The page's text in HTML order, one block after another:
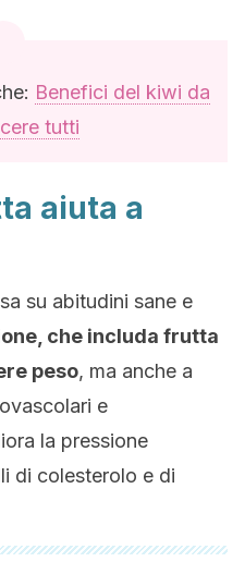
Benefici del kiwi da
tutti
aiuta a
su abitudini sane e
che includa frutta
peso, ma anche a
e
la pressione
di colesterolo e di